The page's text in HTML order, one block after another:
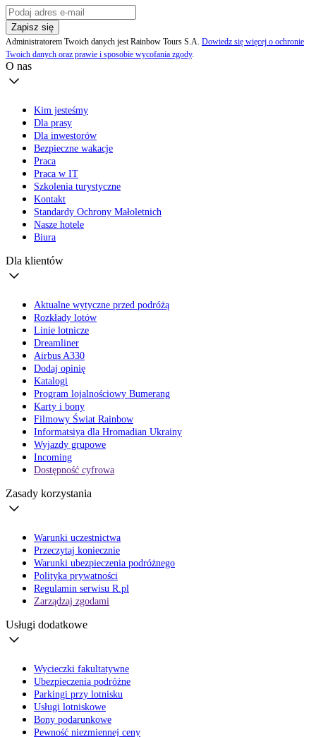
Zapisz się
Administratorem Twoich danych jest Rainbow Tours S.A. Dowiedz się więcej o ochronie
Twoich danych oraz prawie i sposobie wycofania zgody.
O nas
Kim jesteśmy
Dla prasy
Dla inwestorów
Bezpieczne wakacje
Praca
Praca w IT
Szkolenia turystyczne
Kontakt
Standardy Ochrony Małoletnich
Nasze hotele
Biura
Dla klientów
Aktualne wytyczne przed podróżą
Rozkłady lotów
Linie lotnicze
Dreamliner
Airbus A330
Dodaj opinię
Katalogi
Program lojalnościowy Bumerang
Karty i bony
Filmowy Świat Rainbow
Informatsiya dla Hromadian Ukrainy
Wyjazdy grupowe
Incoming
Dostępność cyfrowa
Zasady korzystania
Warunki uczestnictwa
Przeczytaj koniecznie
Warunki ubezpieczenia podróżnego
Polityka prywatności
Regulamin serwisu R.pl
Zarządzaj zgodami
Usługi dodatkowe
Wycieczki fakultatywne
Ubezpieczenia podróżne
Parkingi przy lotnisku
Usługi lotniskowe
Bony podarunkowe
Pewność niezmiennej ceny